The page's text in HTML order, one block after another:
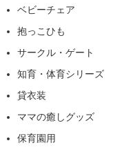
ベビーチェア
抱っこひも
サークル・ゲート
知育・体育シリーズ
貸衣装
ママの癒しグッズ
保育園用